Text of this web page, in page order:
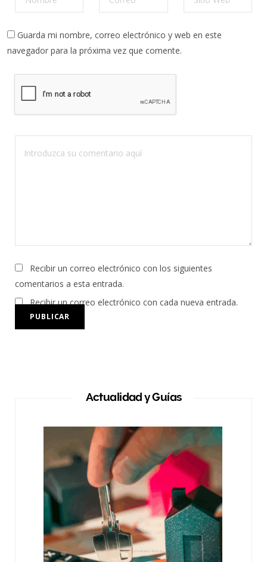
Guarda mi nombre, correo electrónico y web en este
navegador para la próxima vez que comente.
Recibir un correo electrónico con los siguientes
comentarios a esta entrada.
Recibir un correo electrónico con cada nueva entrada.
Actualidad y Guías